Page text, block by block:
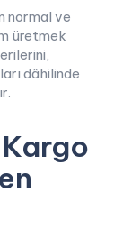
normal ve
üretmek
dâhilinde